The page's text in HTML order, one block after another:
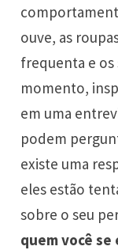
ouve, as
frequenta e os
momento,
em uma
podem
existe uma
eles estão
sobre o seu
quem você se